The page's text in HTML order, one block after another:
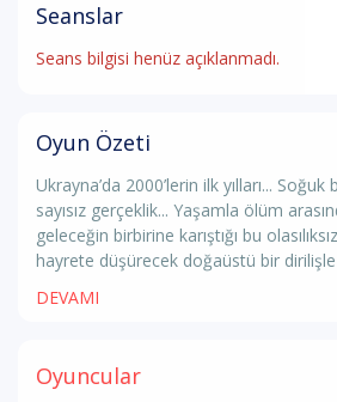
Seanslar
Seans bilgisi henüz açıklanmadı.
Oyun Özeti
Ukrayna’da 2000’lerin ilk yılları...
sayısız gerçeklik... Yaşamla ölüm
geleceğin birbirine karıştığı bu
hayrete düşürecek doğaüstü bir dirilişle
DEVAMI
Oyuncular